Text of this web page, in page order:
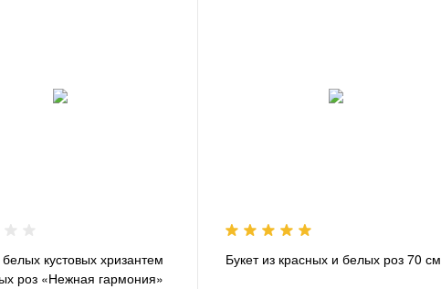
белых кустовых хризантем
роз «Нежная гармония»
Букет из красных и белых роз 70 см